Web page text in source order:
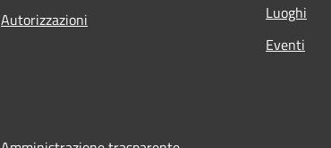
Autorizzazioni
Luoghi
Eventi